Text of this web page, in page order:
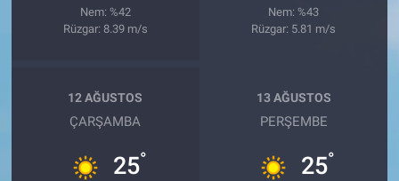
Nem: %42
Rüzgar: 8.39 m/s
Nem: %43
Rüzgar: 5.81 m/s
12 AĞUSTOS
ÇARŞAMBA
25°
13 AĞUSTOS
PERŞEMBE
25°
Magazin
Haberde İnsan